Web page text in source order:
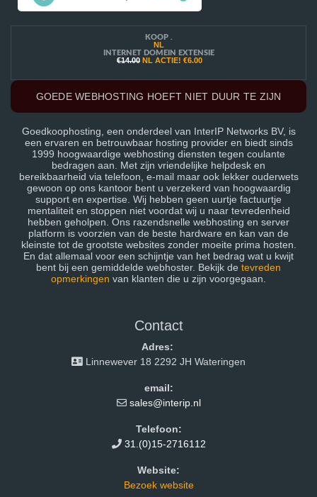
KOOP .
NL
INTERNET DOMEIN EXTENSIE
€14.00 NL ACTIE! €6.00
GOEDE WEBHOSTING HOEFT NIET DUUR TE ZIJN
Goedkoophosting, een onderdeel van InterIP Networks BV, is
een ervaren en betrouwbaar hosting provider en biedt sinds
1999 hoogwaardige webhosting diensten tegen coulante
bedragen aan. Met zijn vriendelijke helpdesk en
bereikbaarheid via telefoon, e-mail maar ook lekker ouderwets
gewoon op ons kantoor bent u verzekerd van hoogwaardig
support en expertise. Wij hebben geen uurtje factuurtje
mentaliteit en stoppen niet voordat wij u naar tevredenheid
hebben geholpen. Ons razendsnelle webhosting en server
platform is voorzien van de beste hardware en kan van de
kleinste tot de grootste websites zonder moeite prima hosten.
En dat allemaal voor een schijntje van het bedrag wat u kwijt
bent bij een gemiddelde webhoster. Bekijk de tevreden
opmerkingen van klanten die u zijn voorgegaan.
Contact
Adres:
Linnewever 18 2292 JH Wateringen
email:
sales@interip.nl
Telefoon:
31.(0)15-2716112
Website:
Bezoek website